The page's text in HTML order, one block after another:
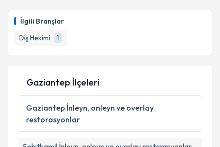
İlgili Branşlar
Diş Hekimi
1
hazırlandığında e-posta ile bilgilendireceğiz.
E-posta Adresiniz
Kişisel verilerimin işlenmesine ilişkinAydınlatma
Metni
'ni okudum ve kişisel verilerimin belirtilen
kapsamda işlenmesini kabul ediyorum.
Takvim Talebini Gönder
Gaziantep İlçeleri
Gaziantep İnleyn, onleyn ve overlay
restorasyonlar